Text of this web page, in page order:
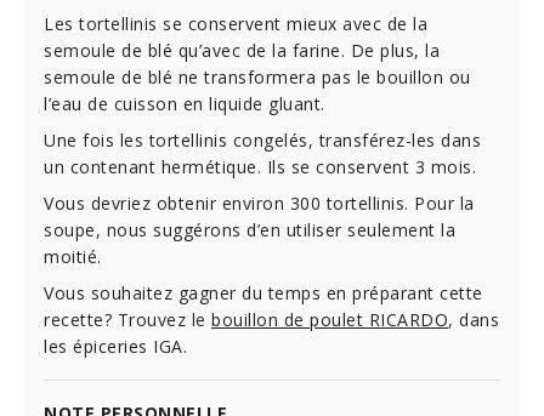
Les tortellinis se conservent mieux avec de la
semoule de blé qu’avec de la farine. De plus, la
semoule de blé ne transformera pas le bouillon ou
l’eau de cuisson en liquide gluant.
Une fois les tortellinis congelés, transférez-les dans
un contenant hermétique. Ils se conservent 3 mois.
Vous devriez obtenir environ 300 tortellinis. Pour la
soupe, nous suggérons d’en utiliser seulement la
moitié.
Vous souhaitez gagner du temps en préparant cette
recette? Trouvez le bouillon de poulet RICARDO, dans
les épiceries IGA.